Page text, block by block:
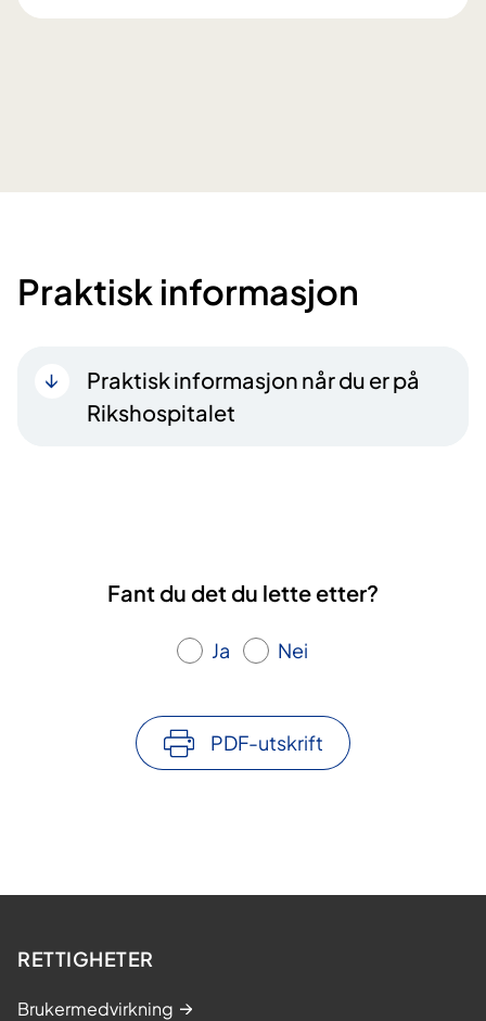
Praktisk informasjon
Praktisk informasjon når du er på
Rikshospitalet
Fant du det du lette etter?
Ja Nei
PDF-utskrift
RETTIGHETER
Brukermedvirkning